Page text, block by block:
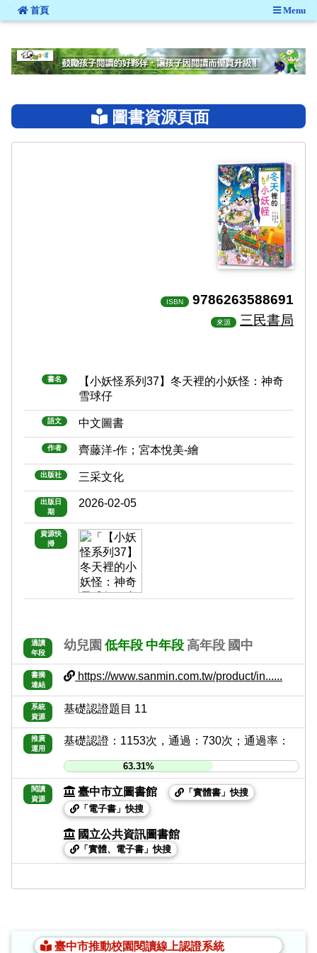
::: 首頁 Menu
圖書資源頁面
ISBN 9786263588691
來源 三民書局
書名
【小妖怪系列37】冬天裡的小妖怪：神奇
雪球仔
語文 中文圖書
作者 齊藤洋-作；宮本悅美-繪
出版社 三采文化
出版日
期
2026-02-05
資源快
掃
適讀
年段
幼兒園 低年段 中年段 高年段 國中
書摘
連結
https://www.sanmin.com.tw/product/in......
系統
資源
基礎認證題目 11
推廣
運用
基礎認證：1153次，通過：730次；通過率：
63.31%
閱讀
資源
臺中市立圖書館
「實體書」快搜
「電子書」快搜
國立公共資訊圖書館
「實體、電子書」快搜
臺中市推動校園閱讀線上認證系統